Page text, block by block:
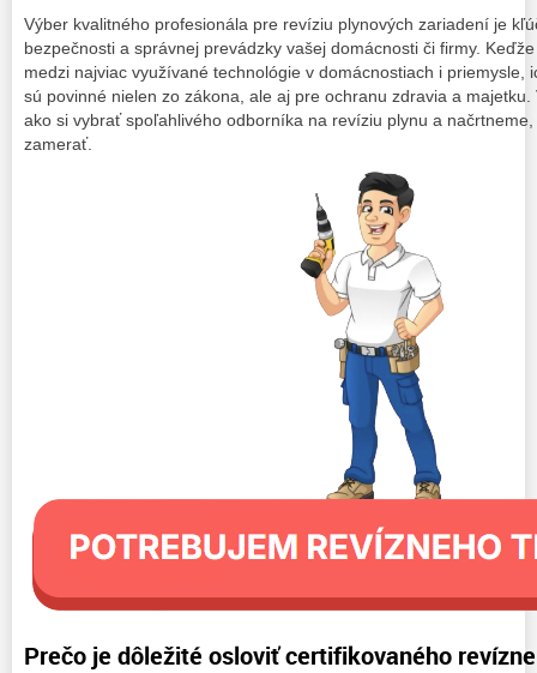
Výber kvalitného profesionála pre revíziu plynových zariadení je
bezpečnosti a správnej prevádzky vašej domácnosti či firmy.
medzi najviac využívané technológie v domácnostiach i priemysle,
sú povinné nielen zo zákona, ale aj pre ochranu zdravia a
ako si vybrať spoľahlivého odborníka na revíziu plynu a
zamerať.
Prečo je dôležité osloviť certifikovaného